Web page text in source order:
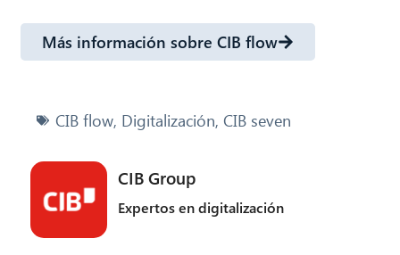
Más información sobre CIB flow
CIB flow, Digitalización, CIB seven
CIB Group
Expertos en digitalización